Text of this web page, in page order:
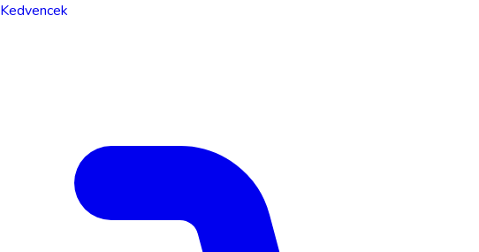
Kedvencek